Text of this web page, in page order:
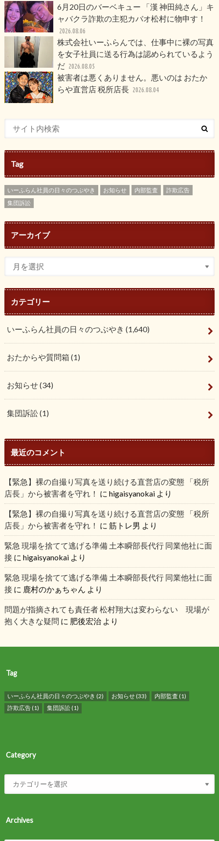
6月20日のバーベキュー 「漢 神田純さん」キ
ャバクラ詐欺の主犯カバオ松村に物申す！
2026.08.06
株式会社いーふらんでは、仕事中に裸の写真
を女子社員に送る行為は認められているよう
だ 2026.08.05
被害者は悪くありません。悪いのは おたか
らや直営店 税所店長 2026.08.04
Tag
いーふらん社員の日々のつぶやき お知らせ 内部監査
詐欺広告
集団訴訟
アーカイブ
カテゴリー
いーふらん社員の日々のつぶやき (1,640)
おたからや質問箱 (1)
お知らせ(34)
集団訴訟(1)
最近のコメント
【緊急】裸の自撮り写真を送り続ける直営店の変態 「税所
店長」から被害者を守れ！ に higaisyanokaiより
【緊急】裸の自撮り写真を送り続ける直営店の変態 「税所
店長」から被害者を守れ！ に 筋トレ男 より
緊急 現場を捨てて逃げる準備 土本瞬部長代行 同業他社に面
接に higaisyanokaiより
緊急 現場を捨てて逃げる準備 土本瞬部長代行 同業他社に面
接に 鹿村のかぁちゃん より
問題が指摘されても責任者 松村翔大は変わらない 現場が
抱く大きな疑問 に 肥後宏治より
Tag
いーふらん社員の日々のつぶやき (2) お知らせ(33) 内部監査 (1)
詐欺広告(1) 集団訴訟(1)
Category
Archives